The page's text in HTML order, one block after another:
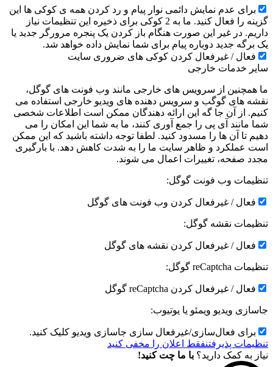
برای عدم نمایش دائمی نوار پیام و رد کردن همه ی کوکی ها این
گزینه را فعال کنید. ما به 2 کوکی برای ذخیره این تنظیمات نیاز
داریم. در غیر این صورت هنگام باز کردن یک پنجره مرورگر جدید یا
یک برگه جدید دوباره پیام برای شما نمایش داده خواهد شد.
فعال / غیرفعال کردن کوکی های ضروری سایت
سایر خدمات خارجی
ما همچنین از سرویس های خارجی مانند وب فونت های گوگل،
نقشه های گوگب و سرویس دهنده های ویدیو خارجی استفاده می
کنیم. از آن جا گه این ارائه دهندگان ممکن است اطلاعات شخصی
شما مانند آی پی را جمع آوری کنند، ما به شما این امکان را می
دهیم تا آن ها را مسدود کنید. لطفا توجه داشته باشید که این ممکن
است عملکرد و ظاهر سایت ما را به شدت کاهش دهد. با بارگیری
مجدد صفحه، تغییرات اعمال می شوند.
تنظیمات وب فونت گوگل:
فعال / غیرفعال کردن وب فونت های گوگل
تنظیمات نقشه گوگل:
فعال / غیرفعال کردن نقشه های گوگل
تنظیمات reCaptcha گوگل:
فعال / غیرفعال کردن reCaptcha گوگل
جاسازی ویدیو ویمئو یا یوتیوب:
برای فعال‌سازی/غیرفعال سازی جاسازی ویدیو کلیک کنید.
تنظیمات پذیرفتنفقط اعلان را مخفی کنید
نیاز به کمک دارید؟ با ما چت کنید!